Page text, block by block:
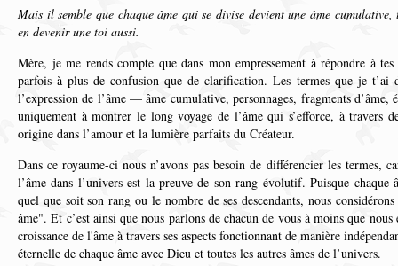
Mais il semble que chaque âme qui se divise devient une âme
en devenir une toi aussi.
Mère, je me rends compte que dans mon empressement à répondre à
parfois à plus de confusion que de clarification. Les termes que je t’ai
l’expression de l’âme — âme cumulative, personnages, fragments
uniquement à montrer le long voyage de l’âme qui s’efforce, à travers
origine dans l’amour et la lumière parfaits du Créateur.
Dans ce royaume-ci nous n’avons pas besoin de différencier les termes,
l’âme dans l’univers est la preuve de son rang évolutif. Puisque
quel que soit son rang ou le nombre de ses descendants, nous
âme". Et c’est ainsi que nous parlons de chacun de vous à moins que nous
croissance de l'âme à travers ses aspects fonctionnant de manière
éternelle de chaque âme avec Dieu et toutes les autres âmes de l’univers.